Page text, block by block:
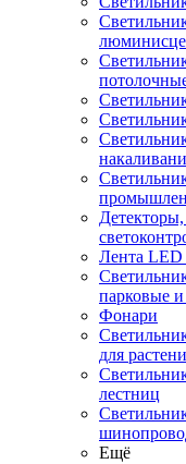
Лента LED
парковые и
Фонари
для
лестниц
Ещё